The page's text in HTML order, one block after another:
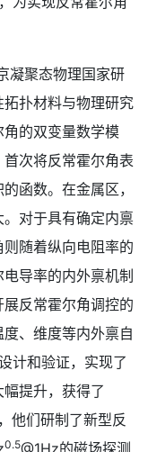
聚态物理国家研
扑材料与物理研究
的双变量数学模
次将反常霍尔角表
函数。在金属区，
对于具有确定内禀
随着纵向电阻率的
导率的内外禀机制
反常霍尔角调控的
、维度等内外禀自
计和验证，实现了
提升，获得了
他们研制了新型反
0.5@1Hz的磁场探测